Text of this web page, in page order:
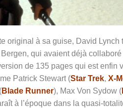
original à sa guise, David Lynch
qui avaient déjà
de 135 pages qui est enfin
Patrick Stewart (Star Trek, X-
Blade Runner), Max Von Sydow (
à l’époque dans la quasi-